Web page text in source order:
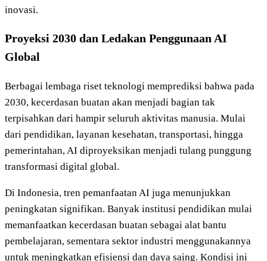
inovasi.
Proyeksi 2030 dan Ledakan Penggunaan AI
Global
Berbagai lembaga riset teknologi memprediksi bahwa pada
2030, kecerdasan buatan akan menjadi bagian tak
terpisahkan dari hampir seluruh aktivitas manusia. Mulai
dari pendidikan, layanan kesehatan, transportasi, hingga
pemerintahan, AI diproyeksikan menjadi tulang punggung
transformasi digital global.
Di Indonesia, tren pemanfaatan AI juga menunjukkan
peningkatan signifikan. Banyak institusi pendidikan mulai
memanfaatkan kecerdasan buatan sebagai alat bantu
pembelajaran, sementara sektor industri menggunakannya
untuk meningkatkan efisiensi dan daya saing. Kondisi ini